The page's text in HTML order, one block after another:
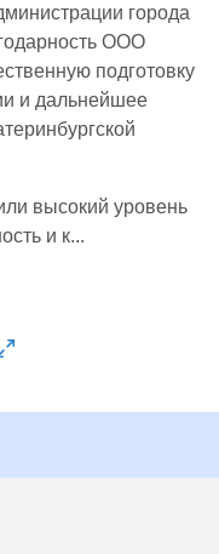
города
ООО
подготовку
и дальнейшее
высокий уровень
и к...